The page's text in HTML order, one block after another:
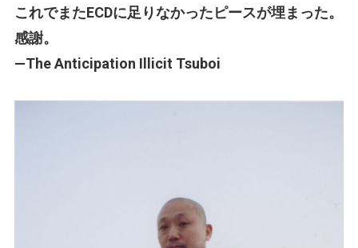
これでまたECDに足りなかったピースが埋まった。
感謝。
—The Anticipation Illicit Tsuboi